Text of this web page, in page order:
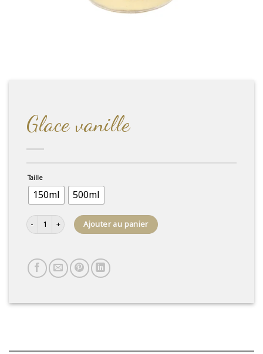
Glace vanille
Taille
150ml 500ml
quantité de Glace vanille
Ajouter au panier